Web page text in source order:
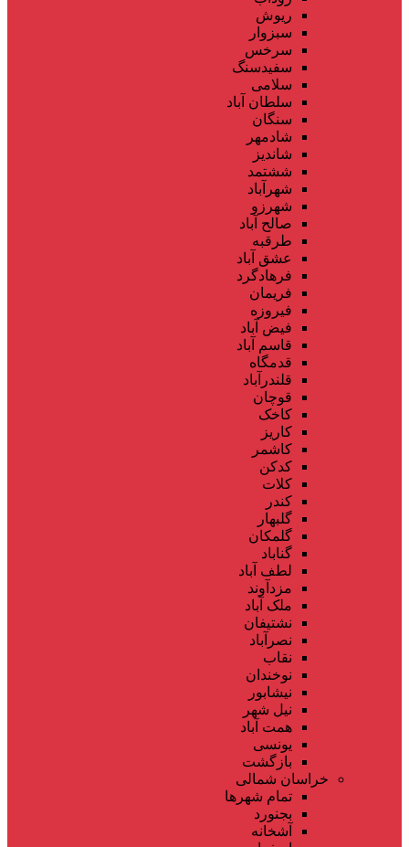
ریوش
سبزوار
سرخس
سفیدسنگ
سلامی
سلطان آباد
سنگان
شادمهر
شاندیز
ششتمد
شهرآباد
شهرزو
صالح آباد
طرقبه
عشق آباد
فرهادگرد
فریمان
فیروزه
فیض آباد
قاسم آباد
قدمگاه
قلندرآباد
قوچان
کاخک
کاریز
کاشمر
کدکن
کلات
کندر
گلبهار
گلمکان
گناباد
لطف آباد
مزدآوند
ملک آباد
نشتیفان
نصرآباد
نقاب
نوخندان
نیشابور
نیل شهر
همت آباد
یونسی
بازگشت
خراسان شمالی
تمام شهر‌ها
بجنورد
آشخانه